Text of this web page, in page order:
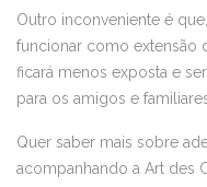
Outro inconveniente é
funcionar como extensão
ficará menos exposta e
para os amigos e
Quer saber mais sobre
acompanhando a Art des